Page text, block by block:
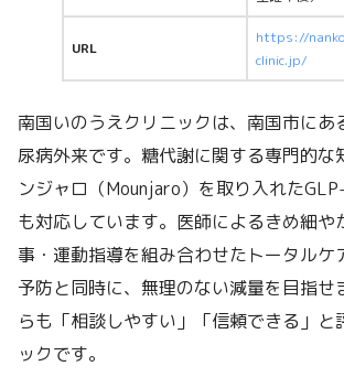
URL
https://
clinic.jp/
南国いのうえクリニックは、南国市にあ
尿病外来です。糖代謝に関する専門的な
ンジャロ（Mounjaro）を取り入れた
も対応しています。医師によるきめ細や
事・運動指導を組み合わせたトータルケ
予防と同時に、無理のない減量を目指せ
らも「相談しやすい」「信頼できる」と
ックです。